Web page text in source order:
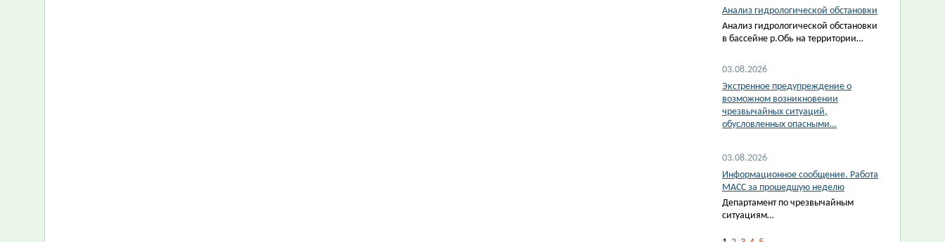
Анализ гидрологической обстановки
Анализ гидрологической обстановки
в бассейне р.Обь на территории…
03.08.2026
Экстренное предупреждение о
возможном возникновении
чрезвычайных ситуаций,
обусловленных опасными…
03.08.2026
Информационное сообщение. Работа
МАСС за прошедшую неделю
Департамент по чрезвычайным
ситуациям…